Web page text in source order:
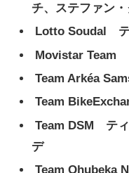
チ、ステファン
Lotto Soudal テ
Movistar Team
Team Arkéa
Team
Team DSM テ
デ
Team Qhubeka